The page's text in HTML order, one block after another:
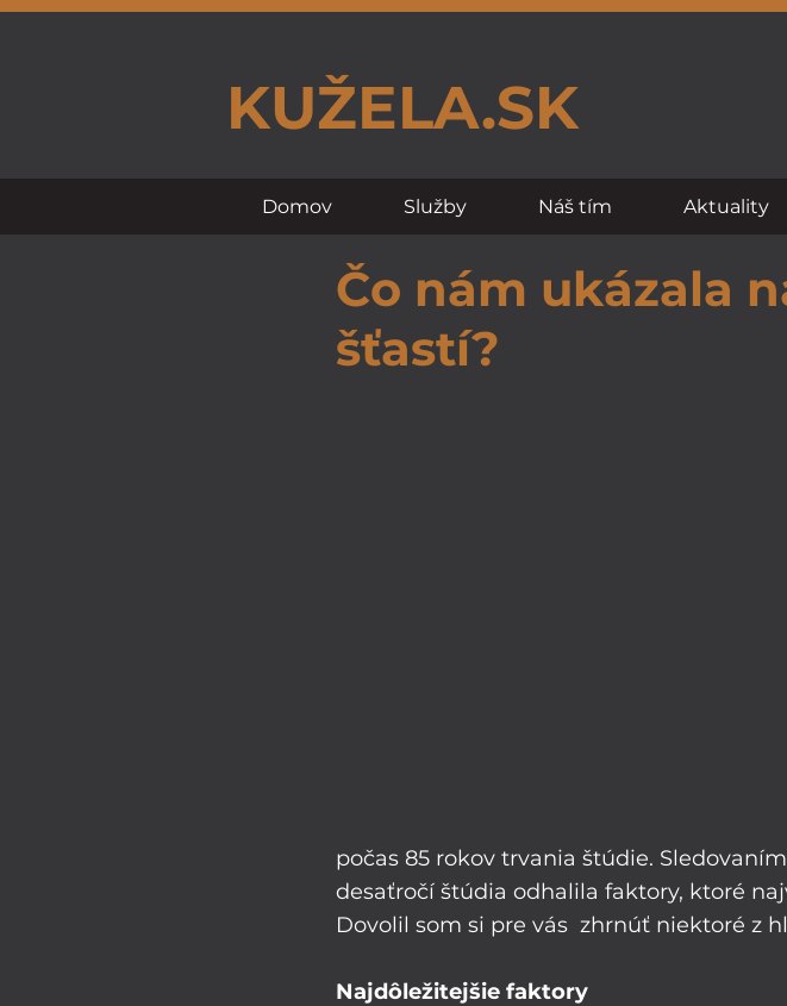
KUŽELA.SK
Domov Služby Náš tím Aktuality
Čo nám ukázala
šťastí?
počas 85 rokov trvania štúdie.
desaťročí štúdia odhalila faktory, ktoré
Dovolil som si pre vás  zhrnúť niektoré z
Najdôležitejšie faktory